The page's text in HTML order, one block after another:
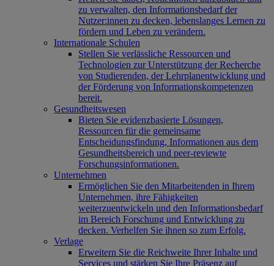
zu verwalten, den Informationsbedarf der
Nutzer:innen zu decken, lebenslanges Lernen zu
fördern und Leben zu verändern.
Internationale Schulen
Stellen Sie verlässliche Ressourcen und
Technologien zur Unterstützung der Recherche
von Studierenden, der Lehrplanentwicklung und
der Förderung von Informationskompetenzen
bereit.
Gesundheitswesen
Bieten Sie evidenzbasierte Lösungen,
Ressourcen für die gemeinsame
Entscheidungsfindung, Informationen aus dem
Gesundheitsbereich und peer-reviewte
Forschungsinformationen.
Unternehmen
Ermöglichen Sie den Mitarbeitenden in Ihrem
Unternehmen, ihre Fähigkeiten
weiterzuentwickeln und den Informationsbedarf
im Bereich Forschung und Entwicklung zu
decken. Verhelfen Sie ihnen so zum Erfolg.
Verlage
Erweitern Sie die Reichweite Ihrer Inhalte und
Services und stärken Sie Ihre Präsenz auf